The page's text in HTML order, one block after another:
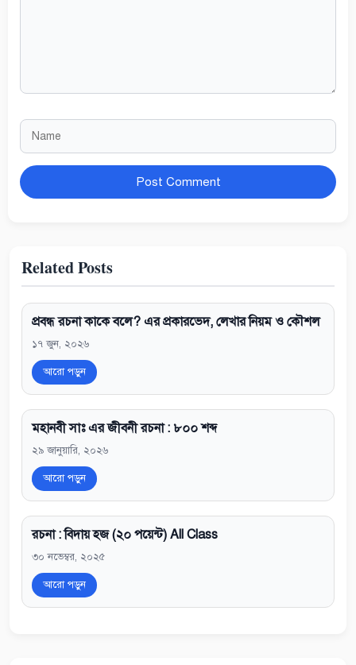
Name
Website
Related Posts
প্রবন্ধ রচনা কাকে বলে? এর প্রকারভেদ, লেখার নিয়ম ও কৌশল
১৭ জুন, ২০২৬
আরো পড়ুন
মহানবী সাঃ এর জীবনী রচনা : ৮০০ শব্দ
২৯ জানুয়ারি, ২০২৬
আরো পড়ুন
রচনা : বিদায় হজ (২০ পয়েন্ট) All Class
৩০ নভেম্বর, ২০২৫
আরো পড়ুন